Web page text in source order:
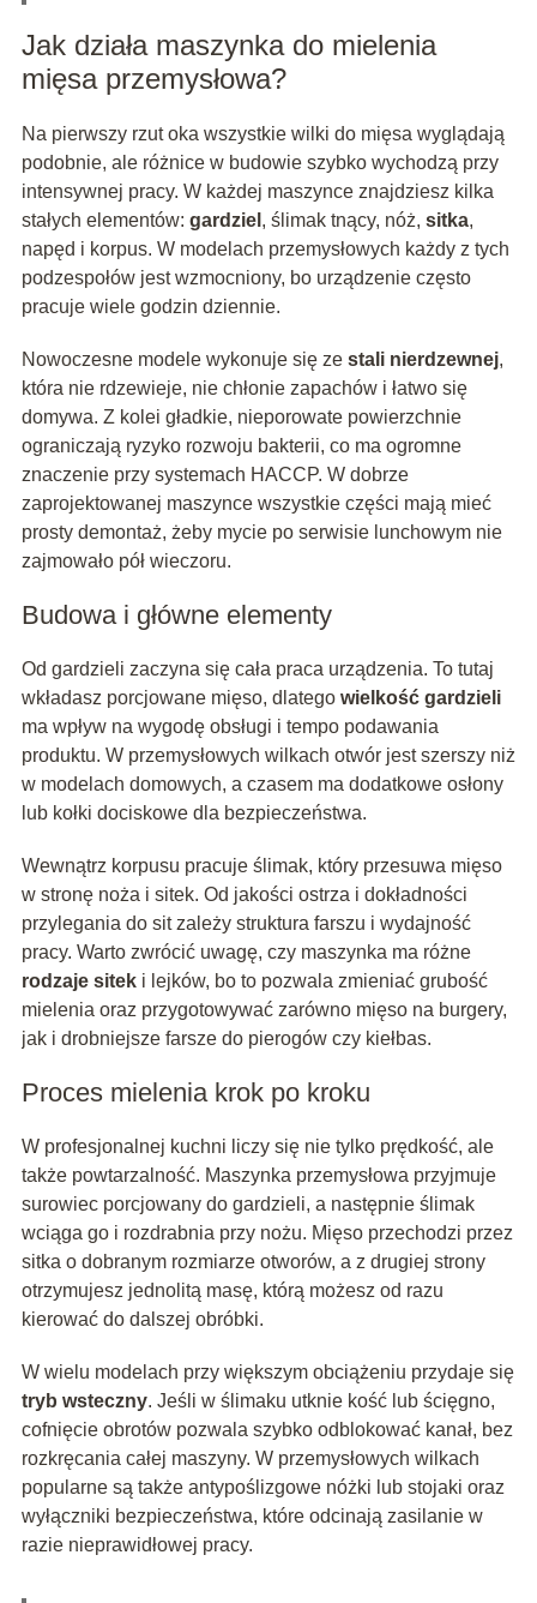
Jak działa maszynka do mielenia
mięsa przemysłowa?
Na pierwszy rzut oka wszystkie wilki do mięsa wyglądają
podobnie, ale różnice w budowie szybko wychodzą przy
intensywnej pracy. W każdej maszynce znajdziesz kilka
stałych elementów: gardziel , ślimak tnący, nóż, sitka,
napęd i korpus. W modelach przemysłowych każdy z tych
podzespołów jest wzmocniony, bo urządzenie często
pracuje wiele godzin dziennie.
Nowoczesne modele wykonuje się ze stali nierdzewnej,
która nie rdzewieje, nie chłonie zapachów i łatwo się
domywa. Z kolei gładkie, nieporowate powierzchnie
ograniczają ryzyko rozwoju bakterii, co ma ogromne
znaczenie przy systemach HACCP. W dobrze
zaprojektowanej maszynce wszystkie części mają mieć
prosty demontaż, żeby mycie po serwisie lunchowym nie
zajmowało pół wieczoru.
Budowa i główne elementy
Od gardzieli zaczyna się cała praca urządzenia. To tutaj
wkładasz porcjowane mięso, dlatego wielkość gardzieli
ma wpływ na wygodę obsługi i tempo podawania
produktu. W przemysłowych wilkach otwór jest szerszy niż
w modelach domowych, a czasem ma dodatkowe osłony
lub kołki dociskowe dla bezpieczeństwa.
Wewnątrz korpusu pracuje ślimak, który przesuwa mięso
w stronę noża i sitek. Od jakości ostrza i dokładności
przylegania do sit zależy struktura farszu i wydajność
pracy. Warto zwrócić uwagę, czy maszynka ma różne
rodzaje siteki lejków, bo to pozwala zmieniać grubość
mielenia oraz przygotowywać zarówno mięso na burgery,
jak i drobniejsze farsze do pierogów czy kiełbas.
Proces mielenia krok po kroku
W profesjonalnej kuchni liczy się nie tylko prędkość, ale
także powtarzalność. Maszynka przemysłowa przyjmuje
surowiec porcjowany do gardzieli, a następnie ślimak
wciąga go i rozdrabnia przy nożu. Mięso przechodzi przez
sitka o dobranym rozmiarze otworów, a z drugiej strony
otrzymujesz jednolitą masę, którą możesz od razu
kierować do dalszej obróbki.
W wielu modelach przy większym obciążeniu przydaje się
tryb wsteczny. Jeśli w ślimaku utknie kość lub ścięgno,
cofnięcie obrotów pozwala szybko odblokować kanał, bez
rozkręcania całej maszyny. W przemysłowych wilkach
popularne są także antypoślizgowe nóżki lub stojaki oraz
wyłączniki bezpieczeństwa, które odcinają zasilanie w
razie nieprawidłowej pracy.